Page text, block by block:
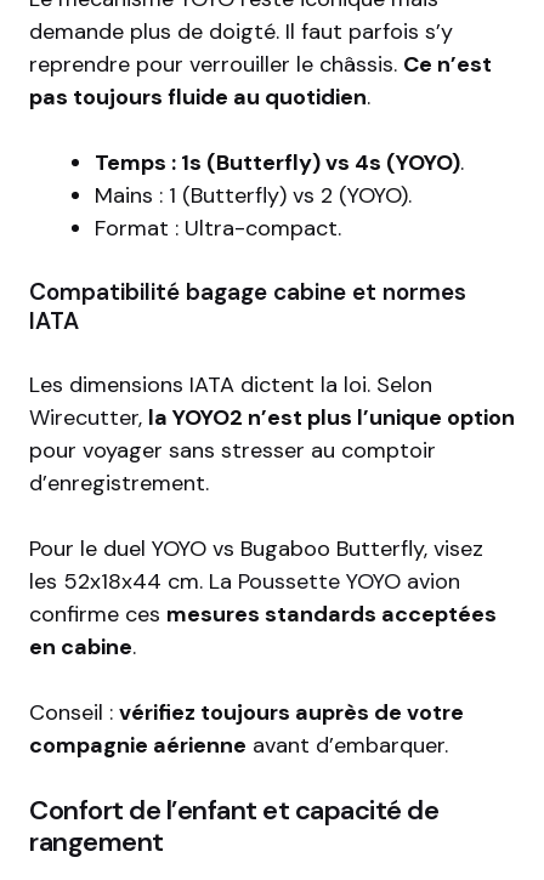
demande plus de doigté. Il faut parfois s’y
reprendre pour verrouiller le châssis. Ce n’est
pas toujours fluide au quotidien.
Temps : 1s (Butterfly) vs 4s (YOYO).
Mains : 1 (Butterfly) vs 2 (YOYO).
Format : Ultra-compact.
Compatibilité bagage cabine et normes
IATA
Les dimensions IATA dictent la loi. Selon
Wirecutter, la YOYO2 n’est plus l’unique option
pour voyager sans stresser au comptoir
d’enregistrement.
Pour le duel YOYO vs Bugaboo Butterfly, visez
les 52x18x44 cm. La Poussette YOYO avion
confirme ces mesures standards acceptées
en cabine.
Conseil : vérifiez toujours auprès de votre
compagnie aérienne avant d’embarquer.
Confort de l’enfant et capacité de
rangement